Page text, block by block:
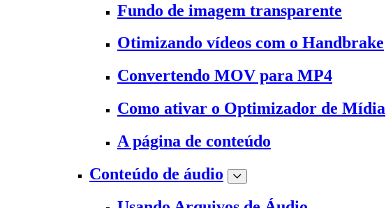
Fundo de imagem transparente
Otimizando vídeos com o Handbrake
Convertendo MOV para MP4
Como ativar o Optimizador de Mídia
A página de conteúdo
Conteúdo de áudio